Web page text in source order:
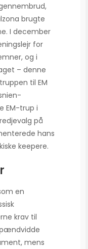
brugte
I december
for
og i
– denne
til EM
EM-trup i
på
hans
keepere.
en
krav til
mens